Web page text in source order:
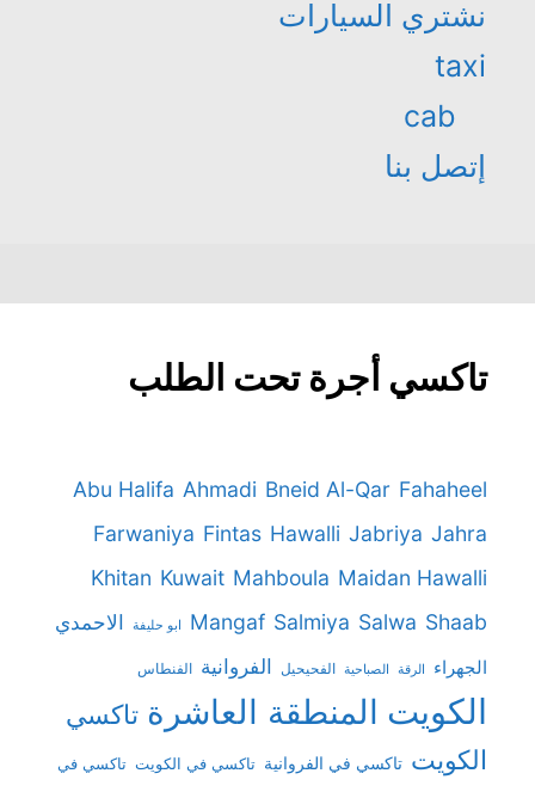
نشتري السيارات
taxi
cab
إتصل بنا
تاكسي أجرة تحت الطلب
Abu Halifa Ahmadi Bneid Al-Qar Fahaheel
Farwaniya Fintas Hawalli Jabriya Jahra
Khitan Kuwait Mahboula Maidan Hawalli
Mangaf Salmiya Salwa Shaab ابو حليفة الاحمدي
الجهراء الرقة الصباحية الفحيحيل الفروانية الفنطاس
الكويت المنطقة العاشرة تاكسي
الكويت تاكسي في الفروانية تاكسي في الكويت تاكسي في